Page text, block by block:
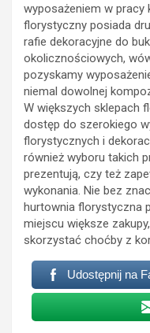
wyposażeniem w pracy
florystyczny posiada
rafie dekoracyjne do
okolicznościowych,
pozyskamy
niemal dowolnej
W większych sklepach
dostęp do szerokiego
florystycznych i
również wyboru takich
prezentują, czy też
wykonania. Nie bez
hurtownia florystyczna
miejscu większe
skorzystać choćby z
Udostępnij na